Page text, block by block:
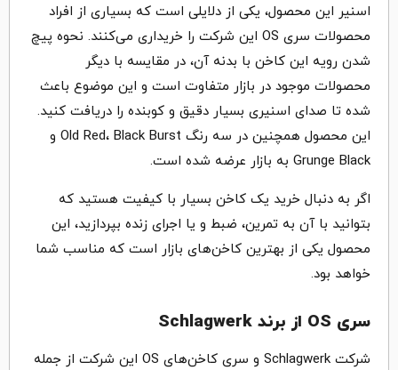
اسنیر این محصول، یکی از دلایلی است که بسیاری از افراد
محصولات سری OS این شرکت را خریداری می‌کنند. نحوه پیچ
شدن رویه این کاخن با بدنه آن، در مقایسه با دیگر
محصولات موجود در بازار متفاوت است و این موضوع باعث
شده تا صدای اسنیری بسیار دقیق و کوبنده را دریافت کنید.
این محصول همچنین در سه رنگ Old Red، Black Burst و
Grunge Black به بازار عرضه شده است.
اگر به دنبال خرید یک کاخن بسیار با کیفیت هستید که
بتوانید با آن به تمرین، ضبط و یا اجرای زنده بپردازید، این
محصول یکی از بهترین کاخن‌های بازار است که مناسب شما
خواهد بود.
سری OS از برند Schlagwerk
شرکت Schlagwerk و سری کاخن‌های OS این شرکت از جمله